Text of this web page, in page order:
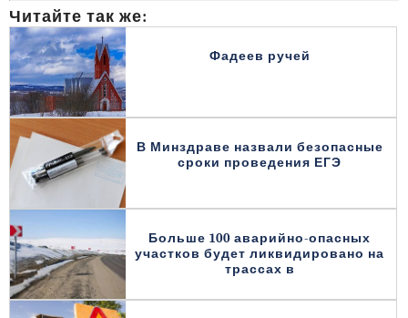
Читайте так же:
Фадеев ручей
В Минздраве назвали безопасные
сроки проведения ЕГЭ
Больше 100 аварийно-опасных
участков будет ликвидировано на
трассах в